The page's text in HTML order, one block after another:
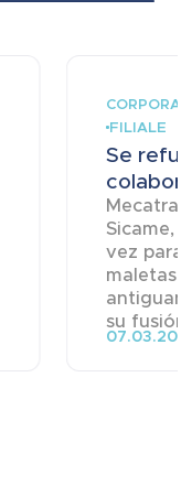
FILIALE
Se
vez
su